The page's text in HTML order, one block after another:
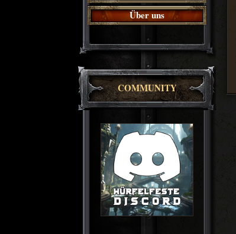
Über uns
COMMUNITY